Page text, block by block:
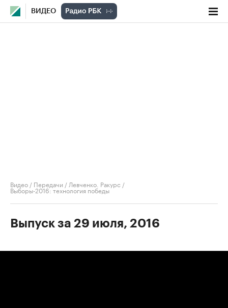
ВИДЕО
Видео / Передачи / Левченко. Ракурс /
Выборы-2016: технология победы
Выпуск за 29 июля, 2016